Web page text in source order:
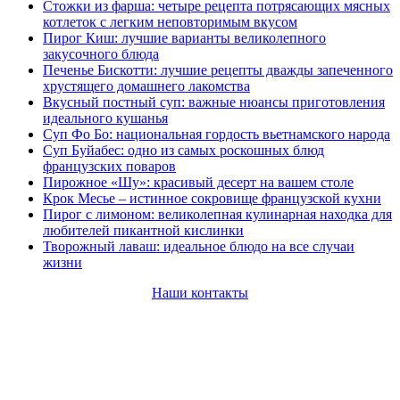
Стожки из фарша: четыре рецепта потрясающих мясных
котлеток с легким неповторимым вкусом
Пирог Киш: лучшие варианты великолепного
закусочного блюда
Печенье Бискотти: лучшие рецепты дважды запеченного
хрустящего домашнего лакомства
Вкусный постный суп: важные нюансы приготовления
идеального кушанья
Суп Фо Бо: национальная гордость вьетнамского народа
Суп Буйабес: одно из самых роскошных блюд
французских поваров
Пирожное «Шу»: красивый десерт на вашем столе
Крок Месье – истинное сокровище французской кухни
Пирог с лимоном: великолепная кулинарная находка для
любителей пикантной кислинки
Творожный лаваш: идеальное блюдо на все случаи
жизни
Наши контакты